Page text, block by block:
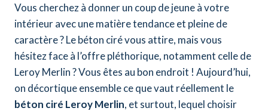
Vous cherchez à donner un coup de jeune à votre
intérieur avec une matière tendance et pleine de
caractère ? Le béton ciré vous attire, mais vous
hésitez face à l’offre pléthorique, notamment celle de
Leroy Merlin ? Vous êtes au bon endroit ! Aujourd’hui,
on décortique ensemble ce que vaut réellement le
béton ciré Leroy Merlin, et surtout, lequel choisir